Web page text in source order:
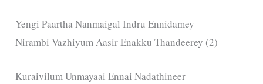
Yengi Paartha Nanmaigal Indru Ennidamey
Nirambi Vazhiyum Aasir Enakku Thandeerey (2)
Kuraivilum Unmayaai Ennai Nadathineer